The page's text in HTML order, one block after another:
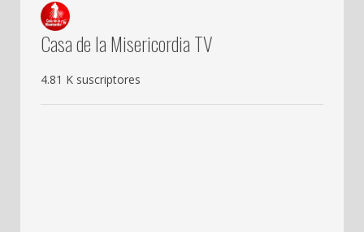
Casa de la Misericordia TV
4.81 K suscriptores